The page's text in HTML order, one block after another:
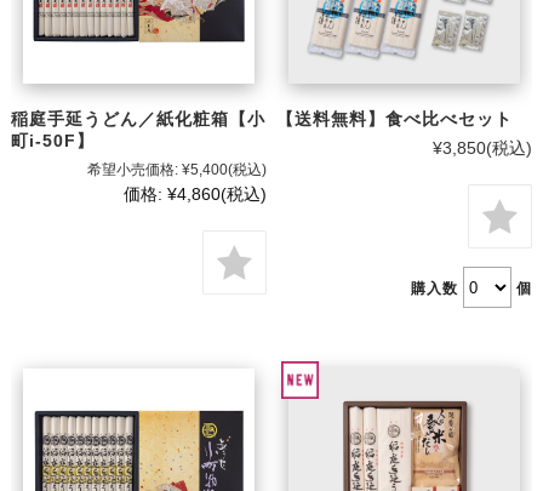
稲庭手延うどん／紙化粧箱【小
町i-50F】
希望小売価格: ¥5,400(税込)
価格: ¥4,860(税込)
【送料無料】食べ比べセット
¥3,850(税込)
購入数 個